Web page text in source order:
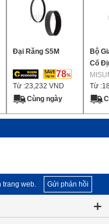
Đại Răng S5M
78
Từ :23,232 VND
Cùng ngày
Bộ
Cố
Từ :
trang web. Gửi phản hồi